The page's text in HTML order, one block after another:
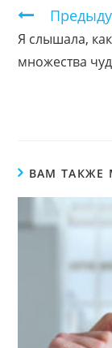
чтение
Я слышала,
множества
ВАМ ТАКЖЕ